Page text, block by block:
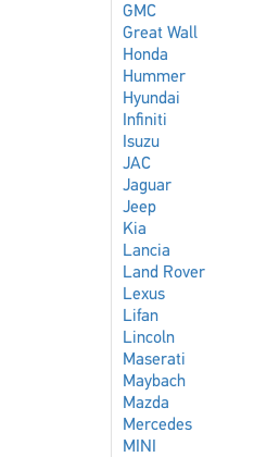
GMC
Great Wall
Honda
Hummer
Hyundai
Infiniti
Isuzu
JAC
Jaguar
Jeep
Kia
Lancia
Land Rover
Lexus
Lifan
Lincoln
Maserati
Maybach
Mazda
Mercedes
MINI